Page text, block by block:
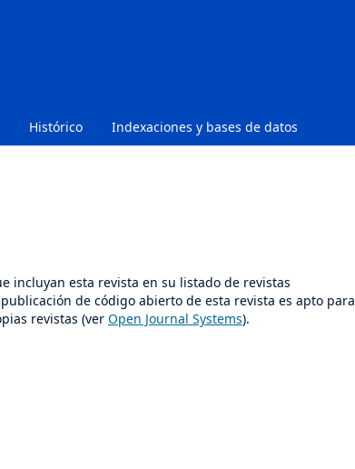
Histórico Indexaciones y bases de datos
incluyan esta revista en su listado de revistas
de código abierto de esta revista es apto para
revistas (ver Open Journal Systems).